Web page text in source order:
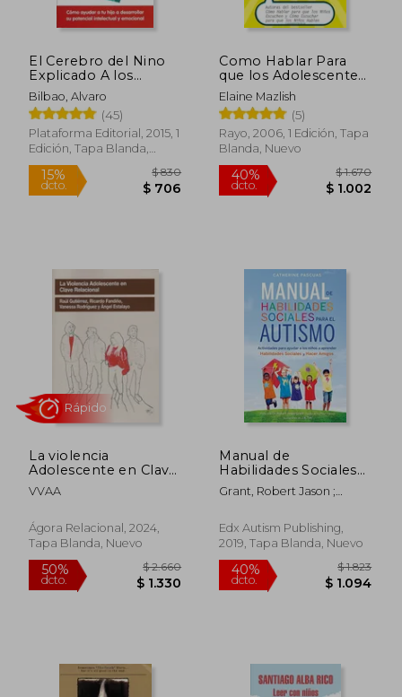
El Cerebro del Nino
Explicado A los
Padres
Bilbao, Alvaro
(45)
Plataforma Editorial, 2015, 1
Edición, Tapa Blanda,
Nuevo
15%
dcto.
Como Hablar Para
que los Adolescentes
Escuchen y Como
Escuchar Para que los
Adolescentes Hablen
Elaine Mazlish
(5)
Rayo, 2006, 1 Edición, Tapa
Blanda, Nuevo
40%
dcto.
La violencia
Adolescente en Clave
Relacional
VVAA
Ágora Relacional, 2024,
Tapa Blanda, Nuevo
Rápido
Manual de
Habilidades Sociales
Para el Autismo:
Actividades Para
Aprender Habilidades
Sociales y Hacer
Grant, Robert Jason ;
Edx Autism Publishing,
2019, Tapa Blanda, Nuevo